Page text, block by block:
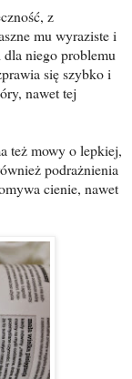
z
mu wyraziste i
niego problemu
się szybko i
nawet tej
też mowy o lepkiej,
podrażnienia
cienie, nawet